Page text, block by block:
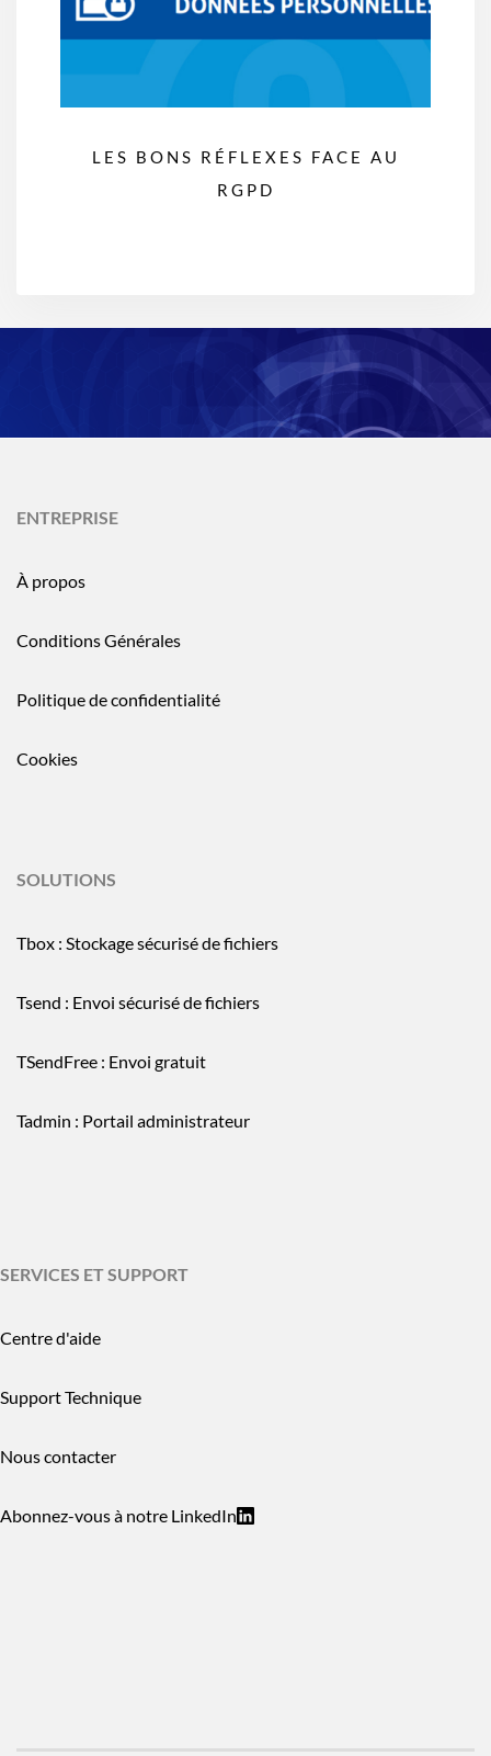
LES BONS RÉFLEXES FACE AU
RGPD
ENTREPRISE
À propos
Conditions Générales
Politique de confidentialité
Cookies
SOLUTIONS
Tbox : Stockage sécurisé de fichiers
Tsend : Envoi sécurisé de fichiers
TSendFree : Envoi gratuit
Tadmin : Portail administrateur
SERVICES ET SUPPORT
Centre d'aide
Support Technique
Nous contacter
Abonnez-vous à notre LinkedIn